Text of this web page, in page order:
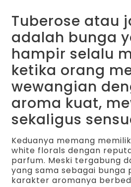
Tuberose atau
adalah bunga
hampir selalu
ketika orang
wewangian
aroma kuat,
sekaligus
Keduanya memang
white florals dengan
parfum. Meski tergabung
yang sama sebagai bunga
karakter aromanya